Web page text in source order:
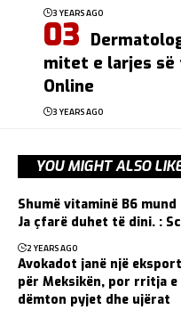
3 YEARS AGO
mitet e larjes së
Online
3 YEARS AGO
YOU MIGHT ALSO
Shumë vitaminë B6
Ja çfarë duhet të dini. :
2 YEARS AGO
Avokadot janë një
për Meksikën, por rritja
dëmton pyjet dhe ujërat